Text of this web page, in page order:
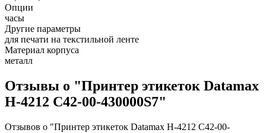
Опции
часы
Другие параметры
для печати на текстильной ленте
Материал корпуса
металл
Отзывы о "Принтер этикеток Datamax
H-4212 C42-00-430000S7"
Отзывов о "Принтер этикеток Datamax H-4212 C42-00-